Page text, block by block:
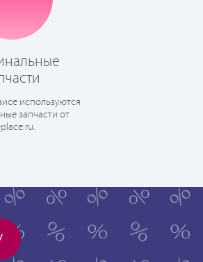
используются
запчасти от